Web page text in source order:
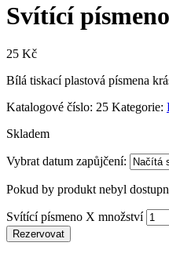
Svítící
25 Kč
Bílá tiskací plastová písmena
Katalogové číslo: 25 Kategorie:
Skladem
Vybrat datum zapůjčení:
Pokud by produkt nebyl
Svítící písmeno X množství
Rezervovat